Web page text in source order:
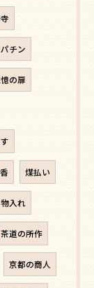
パチン
の扉
煤払い
入れ
茶道の所作
京都の商人